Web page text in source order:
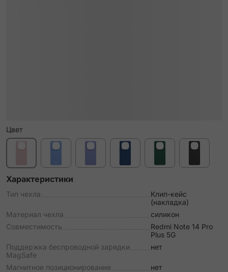
Цвет
Характеристики
Тип чехла
Клип-кейс
(накладка)
Материал чехла
силикон
Совместимость
Redmi Note 14 Pro
Plus 5G
Поддержка беспроводной зарядки
MagSafe
нет
Магнитное позиционирование
нет